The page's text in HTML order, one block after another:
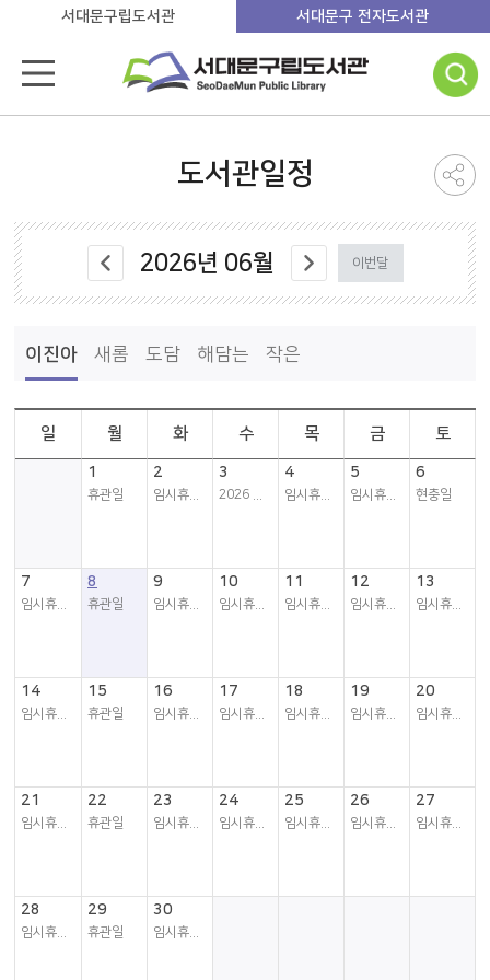
서대문구립도서관 서대문구 전자도서관
도서관일정
2026년 06월 이번달
이진아 새롬 도담 해담는 작은
일 월 화 수 목 금 토
1
휴관일
2 3 4 5 6
현충일
7 8
휴관일
9 10 11 12 13
14 15
휴관일
16 17 18 19 20
21 22
휴관일
23 24 25 26 27
28 29
휴관일
30